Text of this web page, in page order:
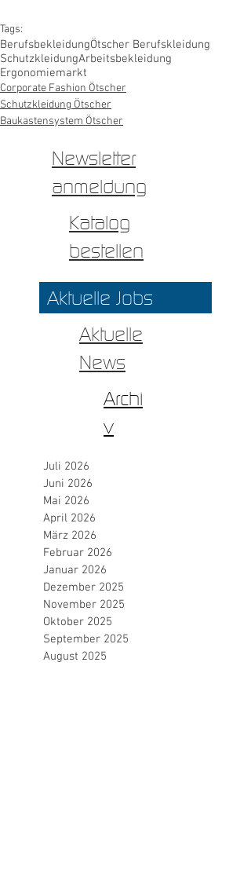
Tags:
BerufsbekleidungÖtscher Berufskleidung
SchutzkleidungArbeitsbekleidung
Ergonomiemarkt
Corporate Fashion Ötscher
Schutzkleidung Ötscher
Baukastensystem Ötscher
Newsletter
anmeldung
Katalog
bestellen
Aktuelle Jobs
Aktuelle
News
Archi
v
Juli 2026
Juni 2026
Mai 2026
April 2026
März 2026
Februar 2026
Januar 2026
Dezember 2025
November 2025
Oktober 2025
September 2025
August 2025